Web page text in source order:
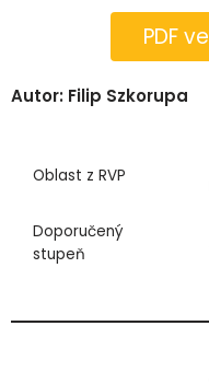
PDF
Autor: Filip Szkorupa
Oblast z RVP
Doporučený
stupeň